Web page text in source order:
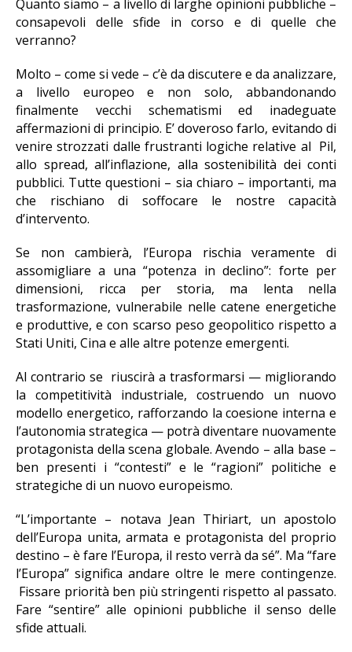
Quanto siamo – a livello di larghe opinioni pubbliche –
consapevoli delle sfide in corso e di quelle che
verranno?
Molto – come si vede – c’è da discutere e da analizzare,
a livello europeo e non solo, abbandonando
finalmente vecchi schematismi ed inadeguate
affermazioni di principio. E’ doveroso farlo, evitando di
venire strozzati dalle frustranti logiche relative al Pil,
allo spread, all’inflazione, alla sostenibilità dei conti
pubblici. Tutte questioni – sia chiaro – importanti, ma
che rischiano di soffocare le nostre capacità
d’intervento.
Se non cambierà, l’Europa rischia veramente di
assomigliare a una “potenza in declino”: forte per
dimensioni, ricca per storia, ma lenta nella
trasformazione, vulnerabile nelle catene energetiche
e produttive, e con scarso peso geopolitico rispetto a
Stati Uniti, Cina e alle altre potenze emergenti.
Al contrario se riuscirà a trasformarsi — migliorando
la competitività industriale, costruendo un nuovo
modello energetico, rafforzando la coesione interna e
l’autonomia strategica — potrà diventare nuovamente
protagonista della scena globale. Avendo – alla base –
ben presenti i “contesti” e le “ragioni” politiche e
strategiche di un nuovo europeismo.
“L’importante – notava Jean Thiriart, un apostolo
dell’Europa unita, armata e protagonista del proprio
destino – è fare l’Europa, il resto verrà da sé”. Ma “fare
l’Europa” significa andare oltre le mere contingenze.
Fissare priorità ben più stringenti rispetto al passato.
Fare “sentire” alle opinioni pubbliche il senso delle
sfide attuali.